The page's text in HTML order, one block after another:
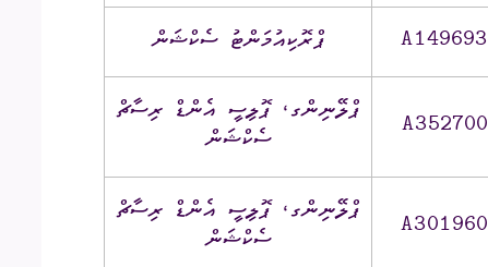
A149693 ޕްރޮކިއުމަންޓު ސެކްޝަން
A352700
ޕްލޭނިންގ، ޕޮލިސީ އެންޑް ރިސާޗް
ސެކްޝަން
A301960
ޕްލޭނިންގ، ޕޮލިސީ އެންޑް ރިސާޗް
ސެކްޝަން